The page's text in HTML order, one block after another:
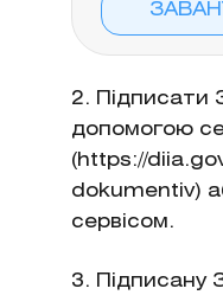
2. Підписати
допомогою
(https://
dokumentiv)
сервісом.
3. Підписану